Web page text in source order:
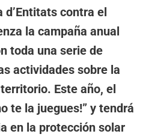
d’Entitats contra el
la campaña anual
toda una serie de
actividades sobre la
Este año, el
te la juegues!” y tendrá
en la protección solar